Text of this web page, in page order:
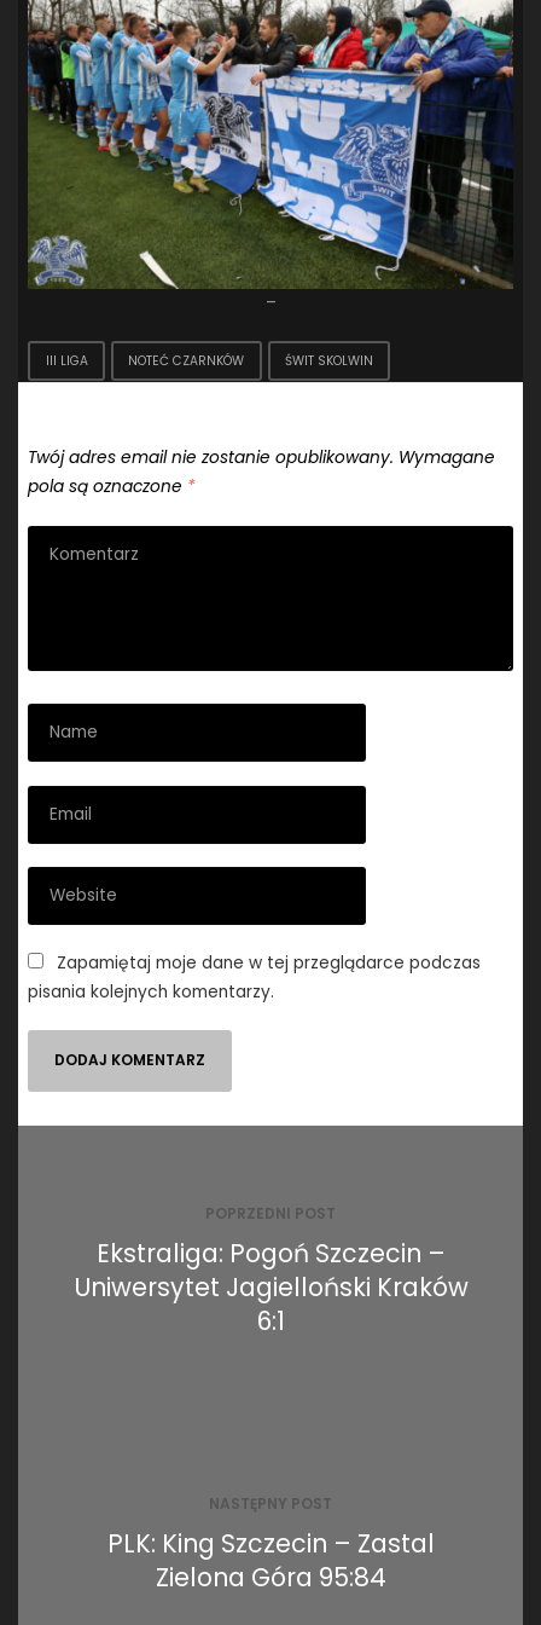
–
III LIGA NOTEĆ CZARNKÓW ŚWIT SKOLWIN
Twój adres email nie zostanie opublikowany. Wymagane
pola są oznaczone *
Zapamiętaj moje dane w tej przeglądarce podczas
pisania kolejnych komentarzy.
POPRZEDNI POST
Ekstraliga: Pogoń Szczecin –
Uniwersytet Jagielloński Kraków
6:1
NASTĘPNY POST
PLK: King Szczecin – Zastal
Zielona Góra 95:84